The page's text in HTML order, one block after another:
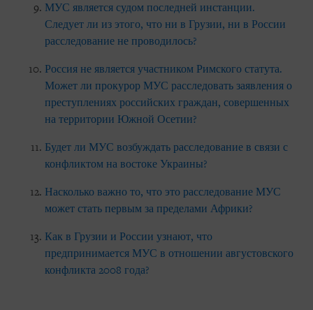
МУС является судом последней инстанции.
Следует ли из этого, что ни в Грузии, ни в России
расследование не проводилось?
Россия не является участником Римского статута.
Может ли прокурор МУС расследовать заявления о
преступлениях российских граждан, совершенных
на территории Южной Осетии?
Будет ли МУС возбуждать расследование в связи с
конфликтом на востоке Украины?
Насколько важно то, что это расследование МУС
может стать первым за пределами Африки?
Как в Грузии и России узнают, что
предпринимается МУС в отношении августовского
конфликта 2008 года?